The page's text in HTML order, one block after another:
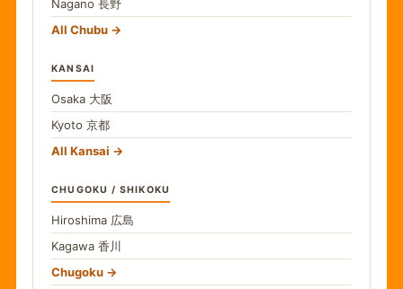
Nagano 長野
All Chubu
KANSAI
Osaka 大阪
Kyoto 京都
All Kansai
CHUGOKU / SHIKOKU
Hiroshima 広島
Kagawa 香川
Chugoku